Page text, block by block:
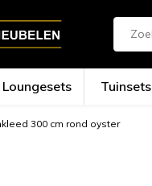
Loungesets Tuinsets
300 cm rond oyster